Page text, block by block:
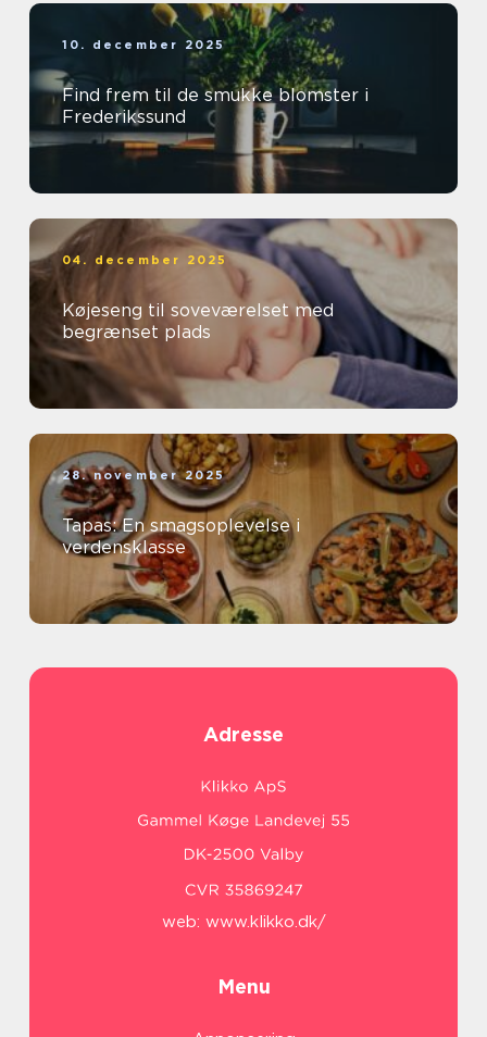
10. december 2025
Find frem til de smukke blomster i
Frederikssund
04. december 2025
Køjeseng til soveværelset med
begrænset plads
28. november 2025
Tapas: En smagsoplevelse i
verdensklasse
Adresse
web: www.klikko.dk/
Menu